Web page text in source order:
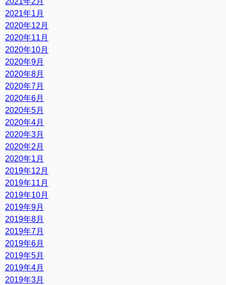
2021年1月
2020年12月
2020年11月
2020年10月
2020年9月
2020年8月
2020年7月
2020年6月
2020年5月
2020年4月
2020年3月
2020年2月
2020年1月
2019年12月
2019年11月
2019年10月
2019年9月
2019年8月
2019年7月
2019年6月
2019年5月
2019年4月
2019年3月